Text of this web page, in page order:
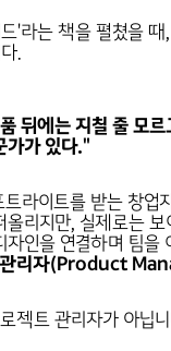
'라는 책을 펼쳤을
.
뒤에는 지칠 줄 모르
가가 있다."
라이트를 받는 창업
올리지만, 실제로는 보
자인을 연결하며 팀을
리자(Product
젝트 관리자가 아닙